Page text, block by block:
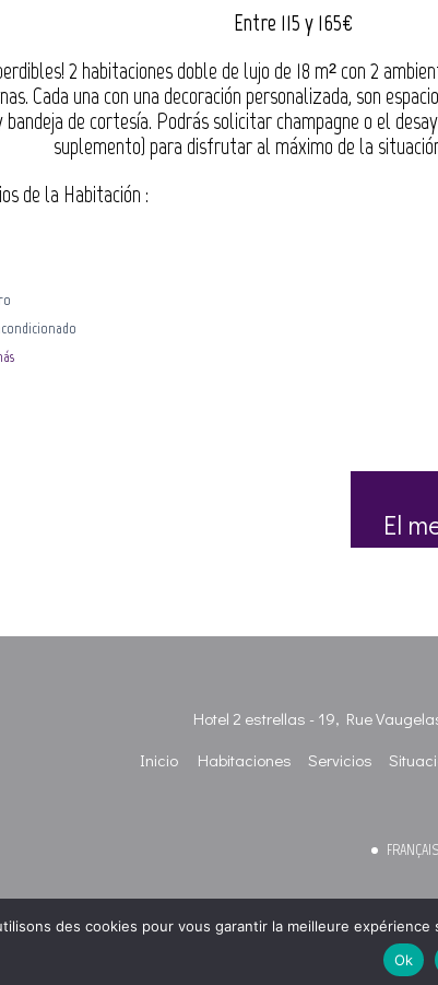
Entre 115 y 165€
2 habitaciones doble de lujo de 18 m² con 2
Cada una con una decoración personalizada, son
bandeja de cortesía. Podrás solicitar champagne o el
suplemento) para disfrutar al máximo de la
de la Habitación :
El
Hotel 2 estrellas - 19, Rue
Inicio
Habitaciones Servicios
FRANÇAIS
des cookies pour vous garantir la meilleure
Ok